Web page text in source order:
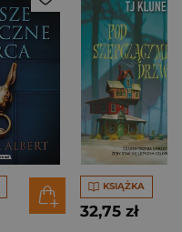
KSIĄŻKA
32,75 zł